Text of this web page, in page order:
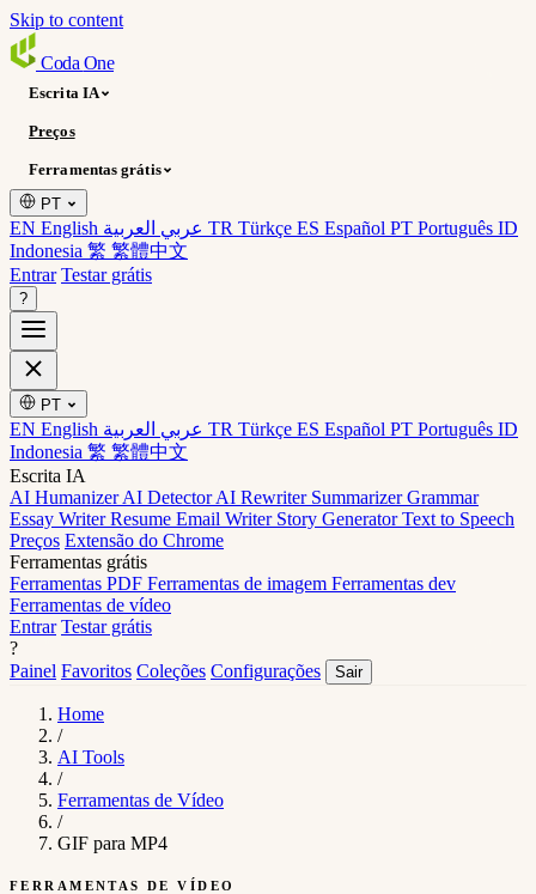
Skip to content
Coda One
Escrita IA
Preços
Ferramentas grátis
PT
EN English TR Türkçe ES Español PT Português ID
Indonesia 繁 繁體中文
Entrar Testar grátis
?
PT
EN English TR Türkçe ES Español PT Português ID
Indonesia 繁 繁體中文
Escrita IA
AI HumanizerAI DetectorAI Rewriter SummarizerGrammar
Essay WriterResume Email Writer Story GeneratorText to Speech
Preços Extensão do Chrome
Ferramentas grátis
Ferramentas PDF Ferramentas de imagem Ferramentas dev
Ferramentas de vídeo
Entrar Testar grátis
?
Painel Favoritos Coleções Configurações Sair
Home
/
AI Tools
/
Ferramentas de Vídeo
/
GIF para MP4
FERRAMENTAS DE VÍDEO